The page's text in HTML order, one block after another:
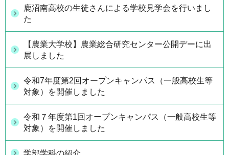
鹿沼南高校の生徒さんによる学校見学会を行いまし
た
【農業大学校】農業総合研究センター公開デーに出
展しました
令和7年度第2回オープンキャンパス（一般高校生等
対象）を開催しました
令和７年度第1回オープンキャンパス（一般高校生等
対象）を開催しました
学部学科の紹介